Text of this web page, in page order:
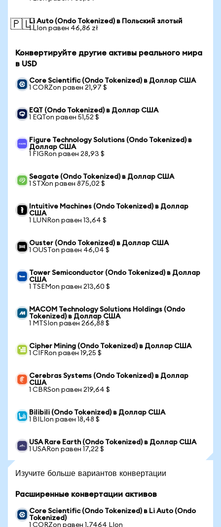
🇵🇱Li Auto (Ondo Tokenized) в Польский злотый
1 LIon равен 46,86 zł
Конвертируйте другие активы реального мира
в USD
Core Scientific (Ondo Tokenized) в Доллар США
1 CORZon равен 21,97 $
EQT (Ondo Tokenized) в Доллар США
1 EQTon равен 51,52 $
Figure Technology Solutions (Ondo Tokenized) в
Доллар США
1 FIGRon равен 28,93 $
Seagate (Ondo Tokenized) в Доллар США
1 STXon равен 875,02 $
Intuitive Machines (Ondo Tokenized) в Доллар
США
1 LUNRon равен 13,64 $
Ouster (Ondo Tokenized) в Доллар США
1 OUSTon равен 46,04 $
Tower Semiconductor (Ondo Tokenized) в Доллар
США
1 TSEMon равен 213,60 $
MACOM Technology Solutions Holdings (Ondo
Tokenized) в Доллар США
1 MTSIon равен 266,88 $
Cipher Mining (Ondo Tokenized) в Доллар США
1 CIFRon равен 19,25 $
Cerebras Systems (Ondo Tokenized) в Доллар
США
1 CBRSon равен 219,64 $
Bilibili (Ondo Tokenized) в Доллар США
1 BILIon равен 18,48 $
USA Rare Earth (Ondo Tokenized) в Доллар США
1 USARon равен 17,22 $
Изучите больше вариантов конвертации
Расширенные конвертации активов
Core Scientific (Ondo Tokenized) в Li Auto (Ondo
Tokenized)
1 CORZon равен 1,7464 LIon